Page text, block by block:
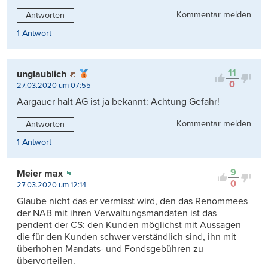
Antworten
Kommentar melden
1 Antwort
11
0
unglaublich
27.03.2020 um 07:55
Aargauer halt AG ist ja bekannt: Achtung Gefahr!
Antworten
Kommentar melden
1 Antwort
9
0
Meier max
27.03.2020 um 12:14
Glaube nicht das er vermisst wird, den das Renommees
der NAB mit ihren Verwaltungsmandaten ist das
pendent der CS: den Kunden möglichst mit Aussagen
die für den Kunden schwer verständlich sind, ihn mit
überhohen Mandats- und Fondsgebühren zu
übervorteilen.